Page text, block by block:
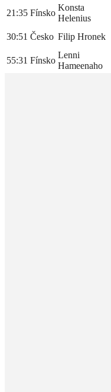
21:35 Fínsko
Konsta
Helenius
30:51 Česko Filip Hronek
55:31 Fínsko
Lenni
Hameenaho